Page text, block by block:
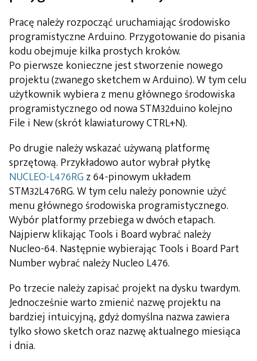
Pracę należy rozpocząć uruchamiając środowisko
programistyczne Arduino. Przygotowanie do pisania
kodu obejmuje kilka prostych kroków.
Po pierwsze konieczne jest stworzenie nowego
projektu (zwanego sketchem w Arduino). W tym celu
użytkownik wybiera z menu głównego środowiska
programistycznego od nowa STM32duino kolejno
File i New (skrót klawiaturowy CTRL+N).
Po drugie należy wskazać używaną platformę
sprzętową. Przykładowo autor wybrał płytkę
NUCLEO-L476RG z 64-pinowym układem
STM32L476RG. W tym celu należy ponownie użyć
menu głównego środowiska programistycznego.
Wybór platformy przebiega w dwóch etapach.
Najpierw klikając Tools i Board wybrać należy
Nucleo-64. Następnie wybierając Tools i Board Part
Number wybrać należy Nucleo L476.
Po trzecie należy zapisać projekt na dysku twardym.
Jednocześnie warto zmienić nazwę projektu na
bardziej intuicyjną, gdyż domyślna nazwa zawiera
tylko słowo sketch oraz nazwę aktualnego miesiąca
i dnia.